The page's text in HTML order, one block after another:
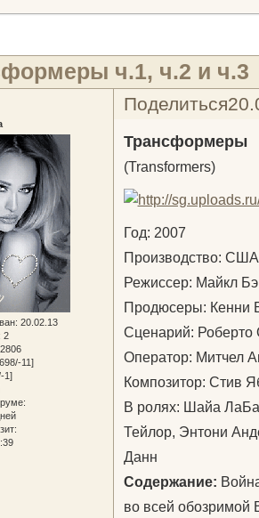
ч.1, ч.2 и ч.3
Поделиться
: 20.02.13
2
11]
1]
Трансформеры
(Transformers)
Год: 2007
Производство:
Режиссер: Майкл
Продюсеры: Кенни
Сценарий:
Оператор: Митчел
Композитор: Стив
В ролях: Шайа
Тейлор, Энтони
Данн
Содержание:
во всей обозримой